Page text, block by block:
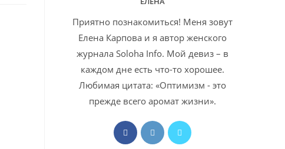
Приятно познакомиться! Меня зовут
Елена Карпова и я автор женского
журнала Soloha Info. Мой девиз – в
каждом дне есть что-то хорошее.
Любимая цитата: «Оптимизм - это
прежде всего аромат жизни».
ОткроетсяОткроетсяОткроется